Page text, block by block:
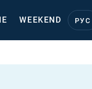
WEEKEND РУС